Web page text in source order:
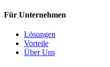
Für Unternehmen
Lösungen
Vorteile
Über Uns